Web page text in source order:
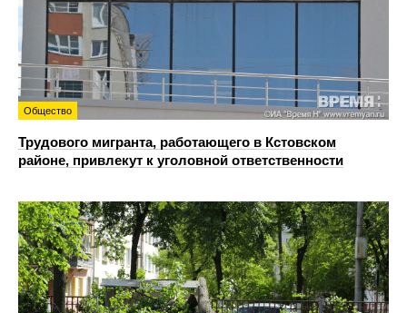
Общество
Трудового мигранта, работающего в Кстовском
районе, привлекут к уголовной ответственности